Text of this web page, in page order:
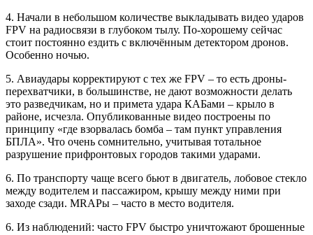
4. Начали в небольшом количестве выкладывать видео ударов
FPV на радиосвязи в глубоком тылу. По-хорошему сейчас
стоит постоянно ездить с включённым детектором дронов.
Особенно ночью.
5. Авиаудары корректируют с тех же FPV – то есть дроны-
перехватчики, в большинстве, не дают возможности делать
это разведчикам, но и примета удара КАБами – крыло в
районе, исчезла. Опубликованные видео построены по
принципу «где взорвалась бомба – там пункт управления
БПЛА». Что очень сомнительно, учитывая тотальное
разрушение прифронтовых городов такими ударами.
6. По транспорту чаще всего бьют в двигатель, лобовое стекло
между водителем и пассажиром, крышу между ними при
заходе сзади. MRAPы – часто в место водителя.
6. Из наблюдений: часто FPV быстро уничтожают брошенные